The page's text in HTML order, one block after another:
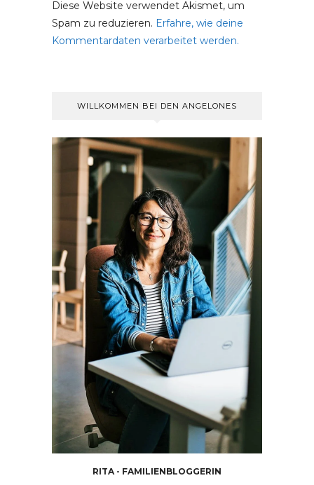
Diese Website verwendet Akismet, um
Spam zu reduzieren. Erfahre, wie deine
Kommentardaten verarbeitet werden.
WILLKOMMEN BEI DEN ANGELONES
RITA - FAMILIENBLOGGERIN